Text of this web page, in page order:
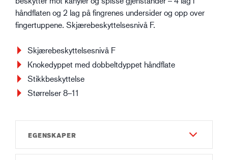
håndflaten og 2 lag på fingrenes undersider og opp over
fingertuppene. Skjærebeskyttelsesnivå F.
Skjærebeskyttelsesnivå F
Knokedyppet med dobbeltdyppet håndflate
Stikkbeskyttelse
Størrelser 8–11
EGENSKAPER